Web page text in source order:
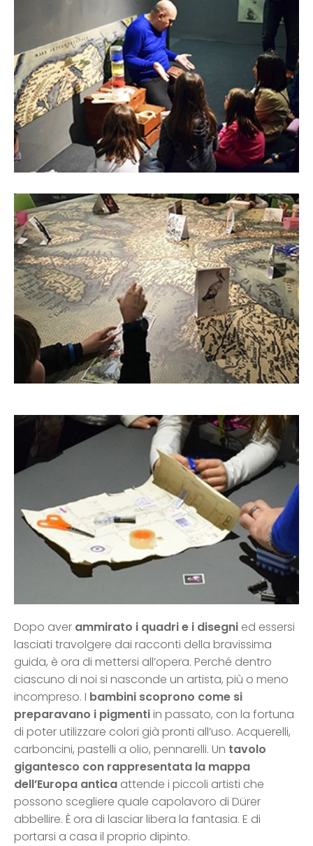
Dopo aver ammirato i quadri e i disegni ed essersi
lasciati travolgere dai racconti della bravissima
guida, è ora di mettersi all’opera. Perché dentro
ciascuno di noi si nasconde un artista, più o meno
incompreso. I bambini scoprono come si
preparavano i pigmentiin passato, con la fortuna
di poter utilizzare colori già pronti all’uso. Acquerelli,
carboncini, pastelli a olio, pennarelli. Un tavolo
gigantesco con rappresentata la mappa
dell’Europa antica attende i piccoli artisti che
possono scegliere quale capolavoro di Dürer
abbellire. È ora di lasciar libera la fantasia. E di
portarsi a casa il proprio dipinto.